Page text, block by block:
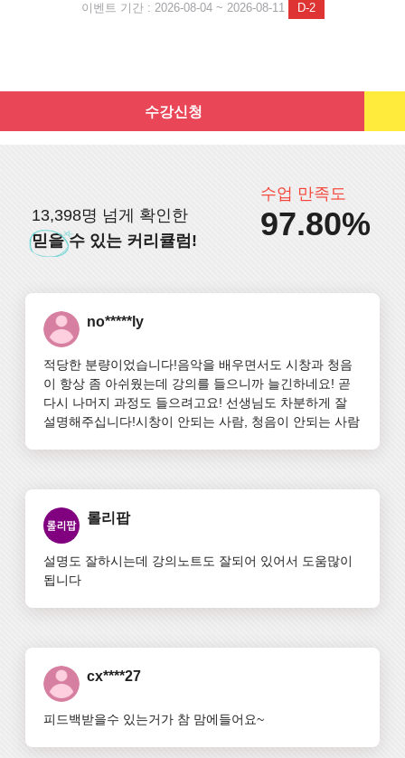
이벤트 기간 : 2026-08-04 ~ 2026-08-11
D-2
수강신청
13,398명 넘게 확인한
믿을수 있는 커리큘럼!
수업 만족도
97.80%
no*****ly
적당한 분량이었습니다!음악을 배우면서도 시창과 청음
이 항상 좀 아쉬웠는데 강의를 들으니까 늘긴하네요! 곧
다시 나머지 과정도 들으려고요! 선생님도 차분하게 잘
설명해주십니다!시창이 안되는 사람, 청음이 안되는 사람
롤리팝
설명도 잘하시는데 강의노트도 잘되어 있어서 도움많이
됩니다
cx****27
피드백받을수 있는거가 참 맘에들어요~